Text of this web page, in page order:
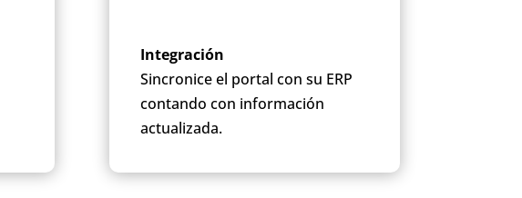
Integración
Sincronice el portal con su ERP
contando con información
actualizada.